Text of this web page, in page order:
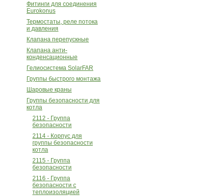
Фитинги для соединения
Eurokonus
Термостаты, реле потока
и давления
Клапана перепускные
Клапана анти-
конденсационные
Гелиосистема SolarFAR
Группы быстрого монтажа
Шаровые краны
Группы безопасности для
котла
2112 - Группа
безопасности
2114 - Корпус для
группы безопасности
котла
2115 - Группа
безопасности
2116 - Группа
безопасности с
теплоизоляцией